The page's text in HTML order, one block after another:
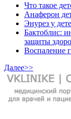
Что такое
Анаферон
Энурез у
Бактоблис:
защиты
Воспаление
Далее>>